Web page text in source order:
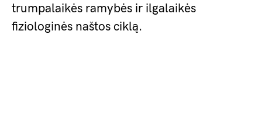
trumpalaikės ramybės ir ilgalaikės
fiziologinės naštos ciklą.